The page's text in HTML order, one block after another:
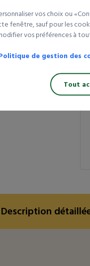
:JUSQU'À 60
1
3
Description
vos choix ou
fenêtre, sauf pour les
vos préférences à
de gestion des
Tout